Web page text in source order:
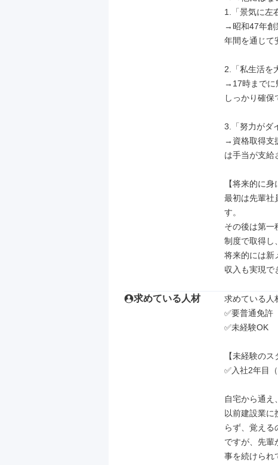
1.「景気に左
→昭和47年創
年間を通じて
2.「私生活を
→17時までに
しっかり確保
3.「努力がダ
→資格取得支
は手当が支給
【将来的に
最初は先輩社
す。
その後は第一
制度で取得し
将来的には新
収入も実現で
求めている人材
求めている人
✅要普通免許
✅未経験OK
【未経験の
✅入社2年目
自宅から通え
以前建設業に
らず、覚える
ですが、先輩
事を続けられ